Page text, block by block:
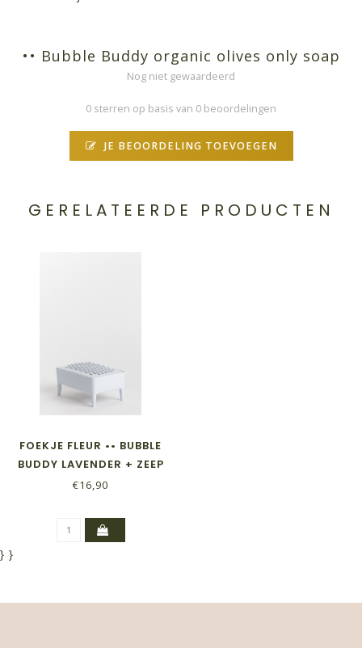
•• Bubble Buddy organic olives only soap
Nog niet gewaardeerd
0 sterren op basis van 0 beoordelingen
JE BEOORDELING TOEVOEGEN
GERELATEERDE PRODUCTEN
FOEKJE FLEUR •• BUBBLE
BUDDY LAVENDER + ZEEP
€16,90
} }